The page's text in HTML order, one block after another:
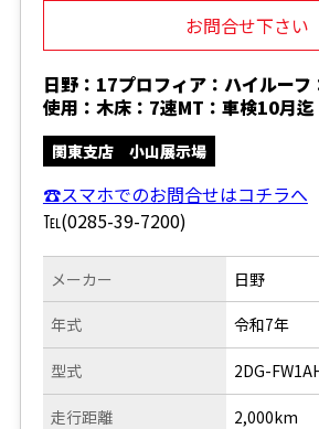
お問合せ下さい
日野：17プロフィア：ハイルーフ
使用：木床：7速MT：車検10月迄
関東支店 小山展示場
☎スマホでのお問合せはコチラへ
℡(0285-39-7200)
メーカー
年式
型式
走行距離
日野
令和7年
2DG-
2,000km